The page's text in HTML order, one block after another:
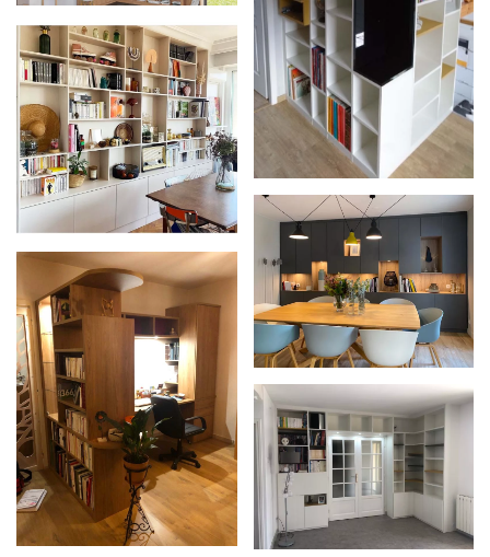
Zoom
Zoom
Zoom
Zoom